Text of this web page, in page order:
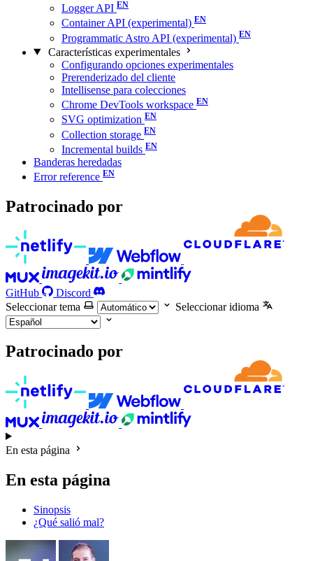
Logger API
Container API (experimental)
Programmatic Astro API (experimental)
Características experimentales
Configurando opciones experimentales
Prerenderizado del cliente
Intellisense para colecciones
Chrome DevTools workspace
SVG optimization
Collection storage
Incremental builds
Banderas heredadas
Error reference
Patrocinado por
GitHub
Discord
Seleccionar tema
Seleccionar idioma
Patrocinado por
En esta página
En esta página
Sinopsis
¿Qué salió mal?